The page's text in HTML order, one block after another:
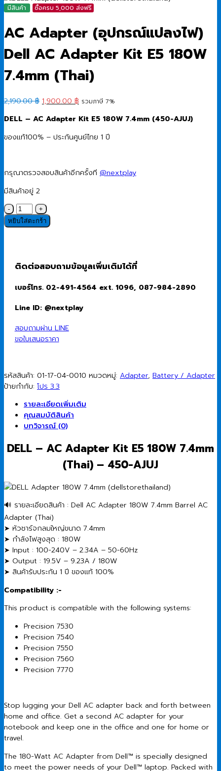
มีสินค้า ซื้อครบ 5,000 ส่งฟรี
AC Adapter (อุปกรณ์แปลงไฟ)
Dell AC Adapter Kit E5 180W
7.4mm (Thai)
2,190.00฿ Original
was:
2,190.00 ฿.
1,900.00 ฿ Current
is:
1,900.00 ฿.
รวมภาษี 7%
DELL – AC Adapter Kit E5 180W 7.4mm (450-AJUJ)
ของแท้100% – ประกันศูนย์ไทย 1 ปี
กรุณาตรวจสอบสินค้าอีกครั้งที @nextplay
มีสินค้าอยู่ 2
จำนวน
AC
Adapter
ไฟ)
AC
Kit
180W
7.4mm
หยิบใส่ตะกร้า
ติดต่อสอบถามข้อมูลเพิ่มเติมได้ที่
เบอร์โทร. 02-491-4564 ext. 1096, 087-984-2890
Line ID: @nextplay
สอบถามผ่าน LINE
ขอใบเสนอราคา
รหัสสินค้า: 01-17-04-0010 หมวดหมู่: Adapter, Battery / Adapter
ป้ายกำกับ: โปร 3.3
รายละเอียดเพิ่มเติม
คุณสมบัติสินค้า
บทวิจารณ์ (0)
DELL – AC Adapter Kit E5 180W 7.4mm
(Thai) – 450-AJUJ
🔊 รายละเอียดสินค้า : Dell AC Adapter 180W 7.4mm Barrel AC
Adapter (Thai)
➤ หัวชาร์จกลมใหญ่ขนาด 7.4mm
➤ กำลังไฟสูงสุด : 180W
➤ Input : 100-240V – 2.34A – 50-60Hz
➤ Output : 19.5V – 9.23A / 180W
➤ สินค้ารับประกัน 1 ปี ของแท้ 100%
Compatibility :-
This product is compatible with the following systems:
Precision 7530
Precision 7540
Precision 7550
Precision 7560
Precision 7770
Stop lugging your Dell AC adapter back and forth between
home and office. Get a second AC adapter for your
notebook and keep one in the office and one for home or
travel.
The 180-Watt AC Adapter from Dell™ is specially designed
to meet the power needs of your Dell™ laptop. Packed with